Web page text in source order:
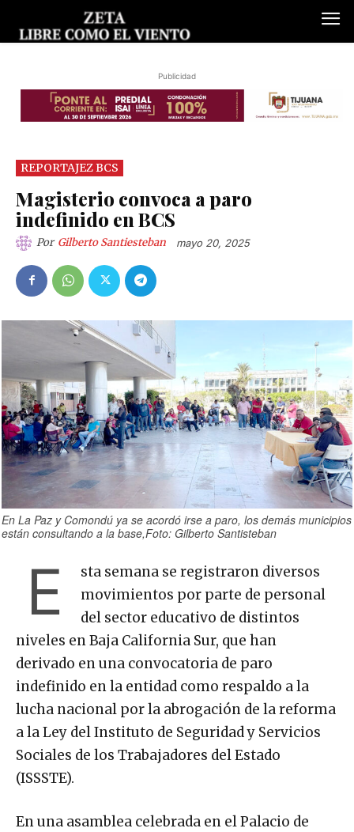
Publicidad
REPORTAJEZ BCS
Magisterio convoca a paro
indefinido en BCS
Por Gilberto Santiesteban mayo 20, 2025
En La Paz y Comondú ya se acordó irse a paro, los demás municipios
están consultando a la base,Foto: Gilberto Santisteban
E
sta semana se registraron diversos
movimientos por parte de personal
del sector educativo de distintos
niveles en Baja California Sur, que han
derivado en una convocatoria de paro
indefinido en la entidad como respaldo a la
lucha nacional por la abrogación de la reforma
a la Ley del Instituto de Seguridad y Servicios
Sociales de los Trabajadores del Estado
(ISSSTE).
En una asamblea celebrada en el Palacio de